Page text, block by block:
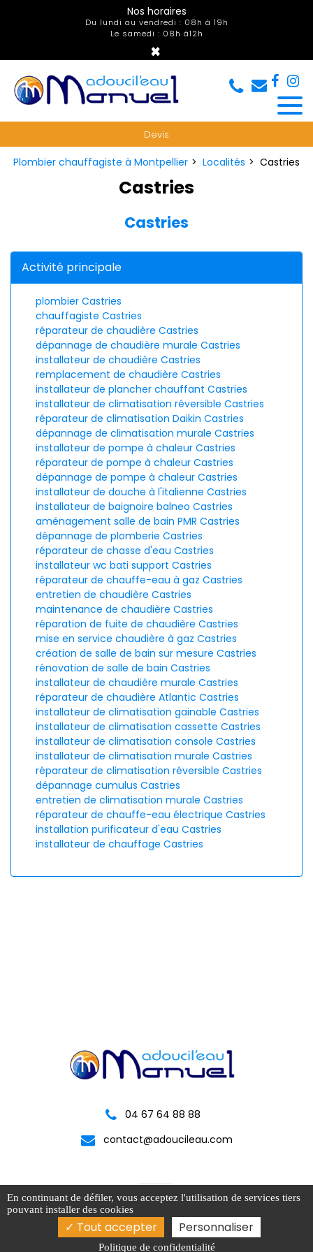
Nos horaires
Du lundi au vendredi : 08h à 19h
Le samedi : 08h à12h
×
Devis
Plombier chauffagiste à Montpellier Localités Castries
Castries
Castries
Activité principale
plombier Castries
chauffagiste Castries
réparateur de chaudière Castries
dépannage de chaudière murale Castries
installateur de chaudière Castries
remplacement de chaudière Castries
installateur de plancher chauffant Castries
installateur de climatisation réversible Castries
réparateur de climatisation Daikin Castries
dépannage de climatisation murale Castries
installateur de pompe à chaleur Castries
réparateur de pompe à chaleur Castries
dépannage de pompe à chaleur Castries
installateur de douche à l'italienne Castries
installateur de baignoire balneo Castries
aménagement salle de bain PMR Castries
dépannage de plomberie Castries
réparateur de chasse d'eau Castries
installateur wc bati support Castries
réparateur de chauffe-eau à gaz Castries
entretien de chaudière Castries
maintenance de chaudière Castries
réparation de fuite de chaudière Castries
mise en service chaudière à gaz Castries
création de salle de bain sur mesure Castries
rénovation de salle de bain Castries
installateur de chaudière murale Castries
réparateur de chaudière Atlantic Castries
installateur de climatisation gainable Castries
installateur de climatisation cassette Castries
installateur de climatisation console Castries
installateur de climatisation murale Castries
réparateur de climatisation réversible Castries
dépannage cumulus Castries
entretien de climatisation murale Castries
réparateur de chauffe-eau électrique Castries
installation purificateur d'eau Castries
installateur de chauffage Castries
04 67 64 88 88
contact@adoucileau.com
Panneau de gestion des cookies
En continuant de défiler, vous acceptez l'utilisation de services tiers
pouvant installer des cookies
Tout accepter Personnaliser
Politique de confidentialité